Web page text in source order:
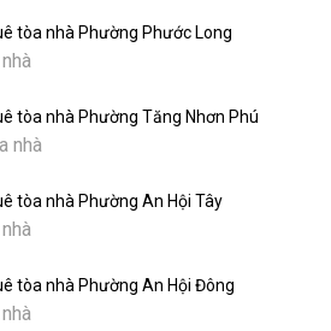
tòa nhà Phường Phước Long
tòa nhà Phường Tăng Nhơn Phú
nhà
tòa nhà Phường An Hội Tây
tòa nhà Phường An Hội Đông